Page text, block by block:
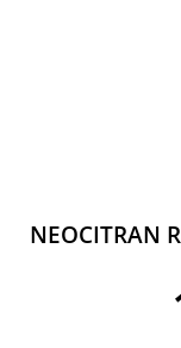
NEOCITRAN